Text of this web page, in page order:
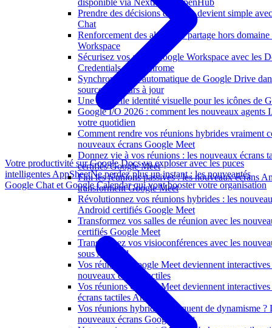
disponible via NextPlane OpenHub
Prendre des décisions d'équipe devient simple
Chat
Renforcement des alertes de partage hors
Workspace
Sécurisez vos accès Google Workspace avec les
Credentials dans Chrome
Synchronisation automatique de Google Drive
sources toujours à jour
Une nouvelle identité visuelle pour les icônes de
Google I/O 2026 : comment les nouveaux agents
votre quotidien
Comment rendre vos réunions hybrides vraiment
nouveaux écrans Google Meet
Donnez vie à vos réunions : les nouveaux écrans
certifiés Google Meet
Fini les réunions passives : les nouveaux écrans
transforment Google Meet
Révolutionnez vos réunions hybrides : les
Android certifiés Google Meet
Transformez vos salles de réunion avec les
certifiés Google Meet
Transformez vos visioconférences avec les
sous Android
Vos réunions Google Meet deviennent
nouveaux écrans tactiles
Vos réunions Google Meet deviennent
écrans tactiles Android
Vos réunions hybrides manquent de dynamisme ?
nouveaux écrans Google Meet
Votre productivité sur Google Docs va exploser avec les puces
intelligentes AppSheetNe perdez plus un instant : les nouveautés
Google Chat et Google Calendar qui vont booster votre organisation